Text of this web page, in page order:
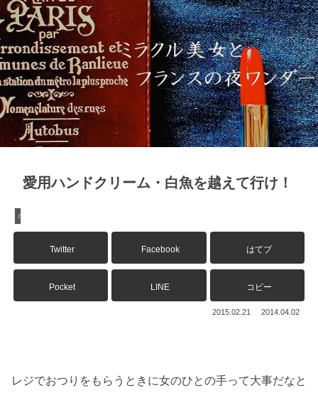
愛用ハンドクリーム・白魚を越えて行け！
ボディ
Twitter Facebook はてブ
Pocket LINE コピー
2015.02.21 2014.04.02
レジでおつりをもらうときに女のひとの手って大事だなと